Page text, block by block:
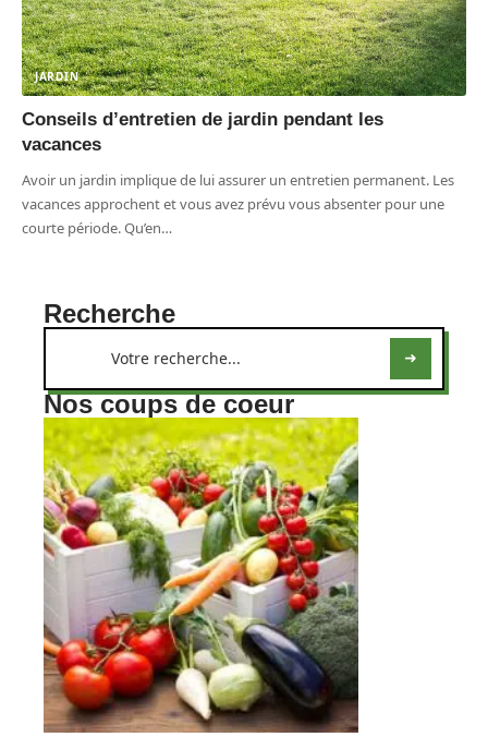
JARDIN
Conseils d’entretien de jardin pendant les
vacances
Avoir un jardin implique de lui assurer un entretien permanent. Les
vacances approchent et vous avez prévu vous absenter pour une
courte période. Qu’en…
Recherche
Nos coups de coeur